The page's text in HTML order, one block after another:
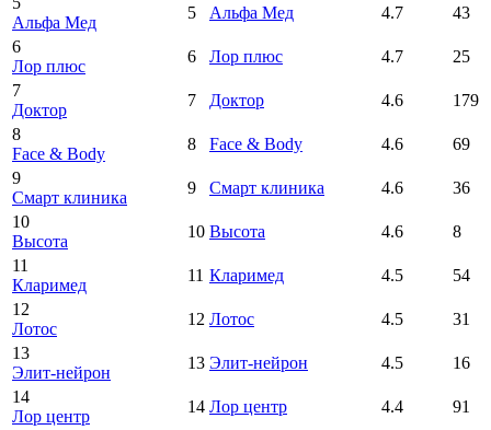
Альфа Мед
5 Альфа Мед 4.7
43
6
Лор плюс
6 Лор плюс 4.7
25
7
Доктор
7 Доктор 4.6
179
8
Face & Body
8 Face & Body 4.6
69
9
Смарт клиника
9 Смарт клиника 4.6
36
10
Высота
10 Высота 4.6
8
11
Кларимед
11 Кларимед 4.5
54
12
Лотос
12 Лотос 4.5
31
13
Элит-нейрон
13 Элит-нейрон 4.5
16
14
Лор центр
14 Лор центр 4.4
91